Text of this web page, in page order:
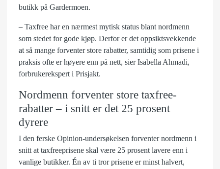
butikk på Gardermoen.
– Taxfree har en nærmest mytisk status blant nordmenn
som stedet for gode kjøp. Derfor er det oppsiktsvekkende
at så mange forventer store rabatter, samtidig som prisene i
praksis ofte er høyere enn på nett, sier Isabella Ahmadi,
forbrukerekspert i Prisjakt.
Nordmenn forventer store taxfree-
rabatter – i snitt er det 25 prosent
dyrere
I den ferske Opinion-undersøkelsen forventer nordmenn i
snitt at taxfreeprisene skal være 25 prosent lavere enn i
vanlige butikker. Én av ti tror prisene er minst halvert,